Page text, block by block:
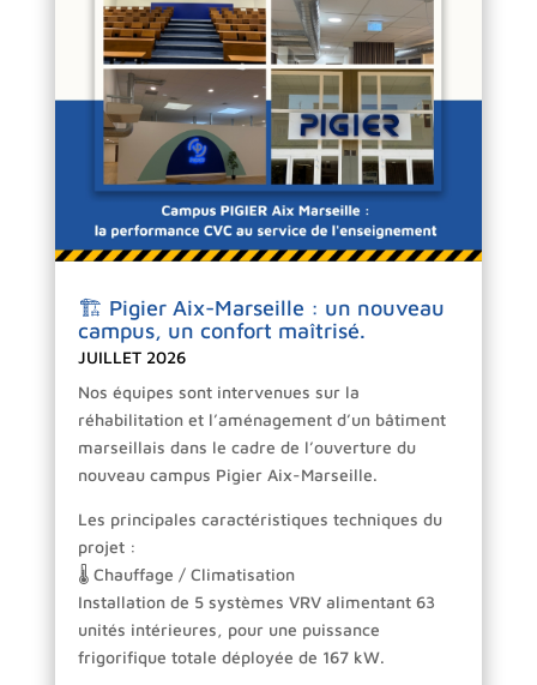
🏗️ Pigier Aix-Marseille : un nouveau
campus, un confort maîtrisé.
JUILLET 2026
Nos équipes sont intervenues sur la
réhabilitation et l’aménagement d’un bâtiment
marseillais dans le cadre de l’ouverture du
nouveau campus Pigier Aix-Marseille.
Les principales caractéristiques techniques du
projet :
🌡️ Chauffage / Climatisation
Installation de 5 systèmes VRV alimentant 63
unités intérieures, pour une puissance
frigorifique totale déployée de 167 kW.